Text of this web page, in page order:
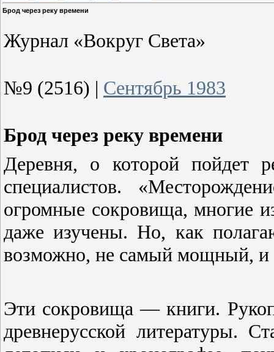
Брод через реку времени
Журнал «Вокруг Света»
№9 (2516) | Сентябрь 1983
Брод через реку времени
Деревня, о которой пойдет
специалистов.
огромные сокровища, многие
даже изучены. Но, как
возможно, не самый мощный, и
Эти сокровища — книги.
древнерусской литературы.